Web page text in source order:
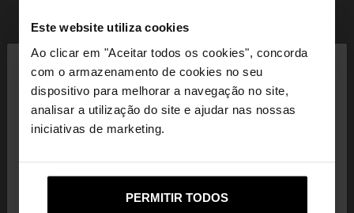
Este website utiliza cookies
Ao clicar em "Aceitar todos os cookies", concorda
com o armazenamento de cookies no seu
dispositivo para melhorar a navegação no site,
analisar a utilização do site e ajudar nas nossas
iniciativas de marketing.
PERMITIR TODOS
Está a aceder ao site a partir de Portugal. Deseja
navegar no nosso site United States?